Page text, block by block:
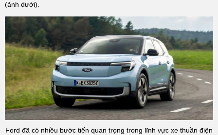
(ảnh dưới).
Ford đã có nhiều bước tiến quan trọng trong lĩnh vực xe thuần điện